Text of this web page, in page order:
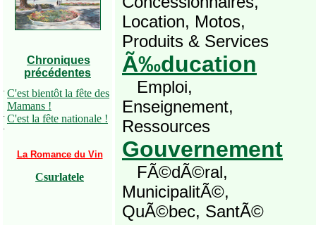
Chroniques
précédentes
· C'est bientôt la fête des
Mamans !
· C'est la fête nationale !
·
La Romance du Vin
Csurlatele
Location, Motos,
Produits & Services
Ã‰ducation
Emploi,
Enseignement,
Ressources
Gouvernement
FÃ©dÃ©ral,
MunicipalitÃ©,
QuÃ©bec, SantÃ©